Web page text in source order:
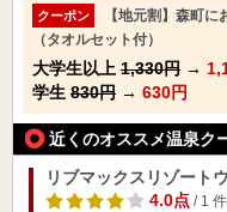
クーポン
【地元割】森町
（タオルセット付）
大学生以上 1,330円 →
学生 830円 → 630円
近くのオススメ温泉ク
リブマックスリゾート
4.0点/ 1 件